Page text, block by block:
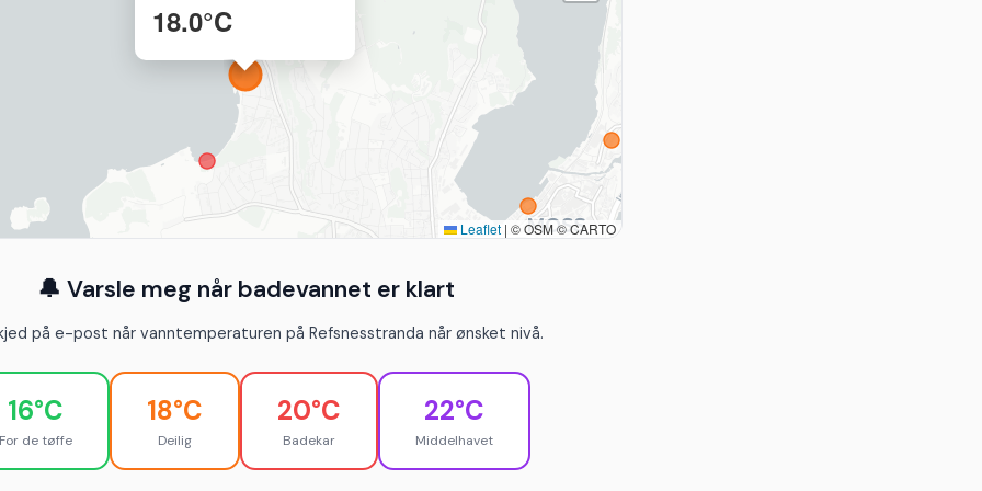
18.0°C
Leaflet | © OSM © CARTO
🔔 Varsle meg når badevannet er klart
på e-post når vanntemperaturen på Refsnesstranda når ønsket nivå.
16°C
For de tøffe
18°C
Deilig
20°C
Badekar
22°C
Middelhavet